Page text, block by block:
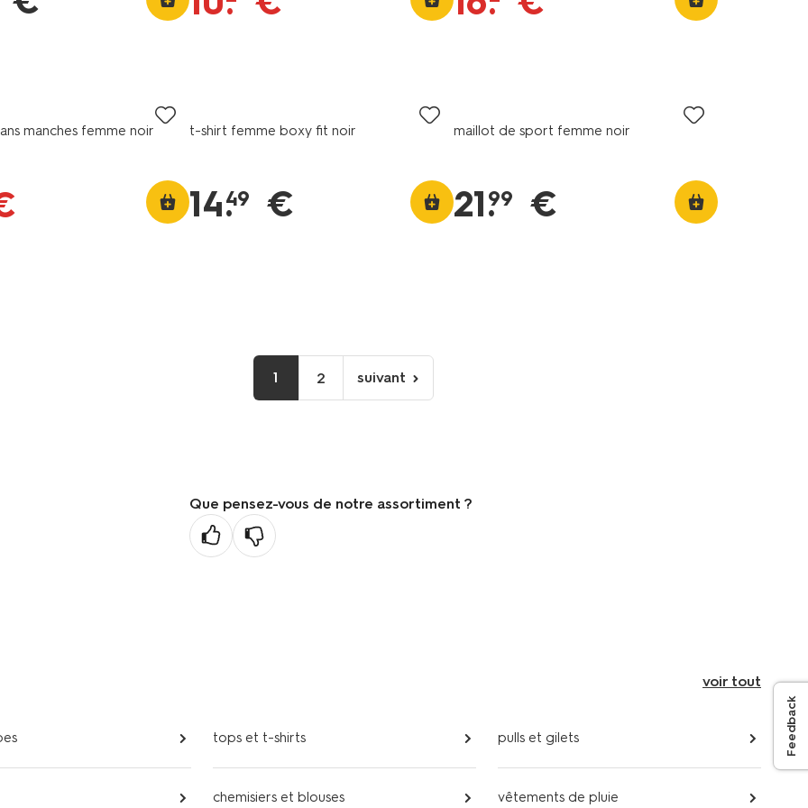
manches femme noir t-shirt femme boxy fit noir
14.
49 €
maillot de sport femme noir
21.
99 €
1 2
page
suivante
suivant
Que pensez-vous de notre assortiment ?
voir tout
tops et t-shirts pulls et gilets
chemisiers et blouses vêtements de pluie
Feedback